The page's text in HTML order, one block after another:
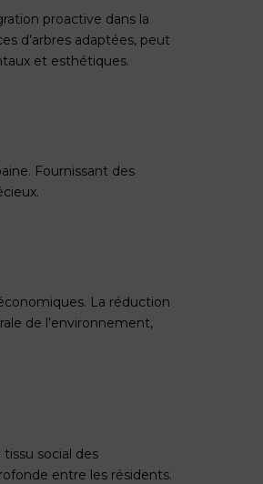
proactive dans la
d’arbres adaptées, peut
et esthétiques.
Fournissant des
La réduction
de l’environnement,
social des
entre les résidents.